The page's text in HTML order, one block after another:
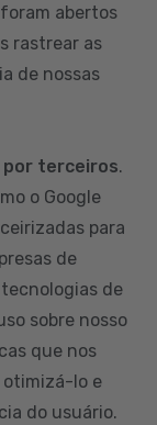
abertos
rastrear as
de nossas
terceiros.
o Google
para
de
de
sobre nosso
que nos
otimizá-lo e
do usuário.